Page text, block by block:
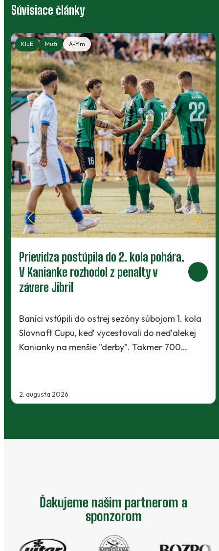
Súvisiace články
Klub Muži A-tím
Prievidza postúpila do 2. kola pohára.
V Kanianke rozhodol z penalty v
závere Jibril
2. augusta 2026
Baníci vstúpili do ostrej sezóny súbojom 1. kola
Slovnaft Cupu, keď vycestovali do neďalekej
Kanianky na menšie "derby". Takmer 700…
Ďakujeme našim partnerom a
sponzorom